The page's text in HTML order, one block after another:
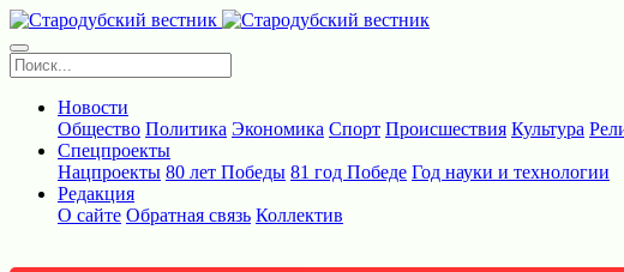
Новости
Общество Политика Экономика Спорт Происшествия Культура
Спецпроекты
Нацпроекты 80 лет Победы 81 год Победе Год науки и технологии
Редакция
О сайте Обратная связь Коллектив